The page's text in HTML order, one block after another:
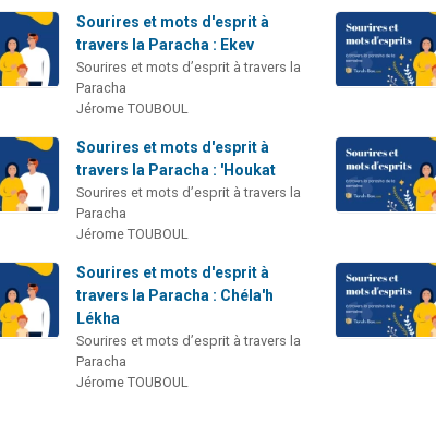
Sourires et mots d'esprit à
travers la Paracha : Ekev
Sourires et mots d’esprit à travers la
Paracha
Jérome TOUBOUL
Sourires et mots d'esprit à
travers la Paracha : 'Houkat
Sourires et mots d’esprit à travers la
Paracha
Jérome TOUBOUL
Sourires et mots d'esprit à
travers la Paracha : Chéla'h
Lékha
Sourires et mots d’esprit à travers la
Paracha
Jérome TOUBOUL